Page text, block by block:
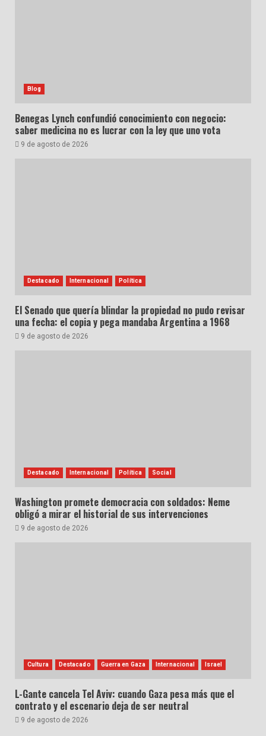
Blog
Benegas Lynch confundió conocimiento con negocio:
saber medicina no es lucrar con la ley que uno vota
9 de agosto de 2026
Destacado Internacional Política
El Senado que quería blindar la propiedad no pudo revisar
una fecha: el copia y pega mandaba Argentina a 1968
9 de agosto de 2026
Destacado Internacional Política Social
Washington promete democracia con soldados: Neme
obligó a mirar el historial de sus intervenciones
9 de agosto de 2026
Cultura Destacado Guerra en Gaza Internacional Israel
L-Gante cancela Tel Aviv: cuando Gaza pesa más que el
contrato y el escenario deja de ser neutral
9 de agosto de 2026